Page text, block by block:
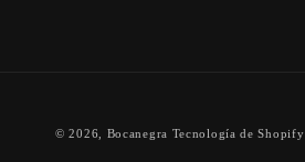
© 2026, Bocanegra Tecnología de Shopify